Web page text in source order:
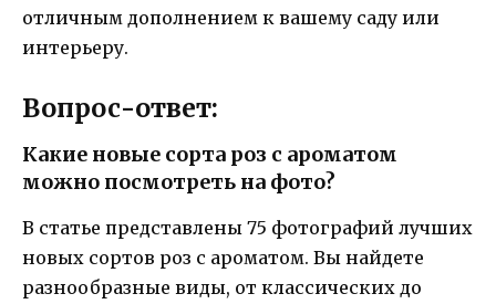
отличным дополнением к вашему саду или
интерьеру.
Вопрос-ответ:
Какие новые сорта роз с ароматом
можно посмотреть на фото?
В статье представлены 75 фотографий лучших
новых сортов роз с ароматом. Вы найдете
разнообразные виды, от классических до